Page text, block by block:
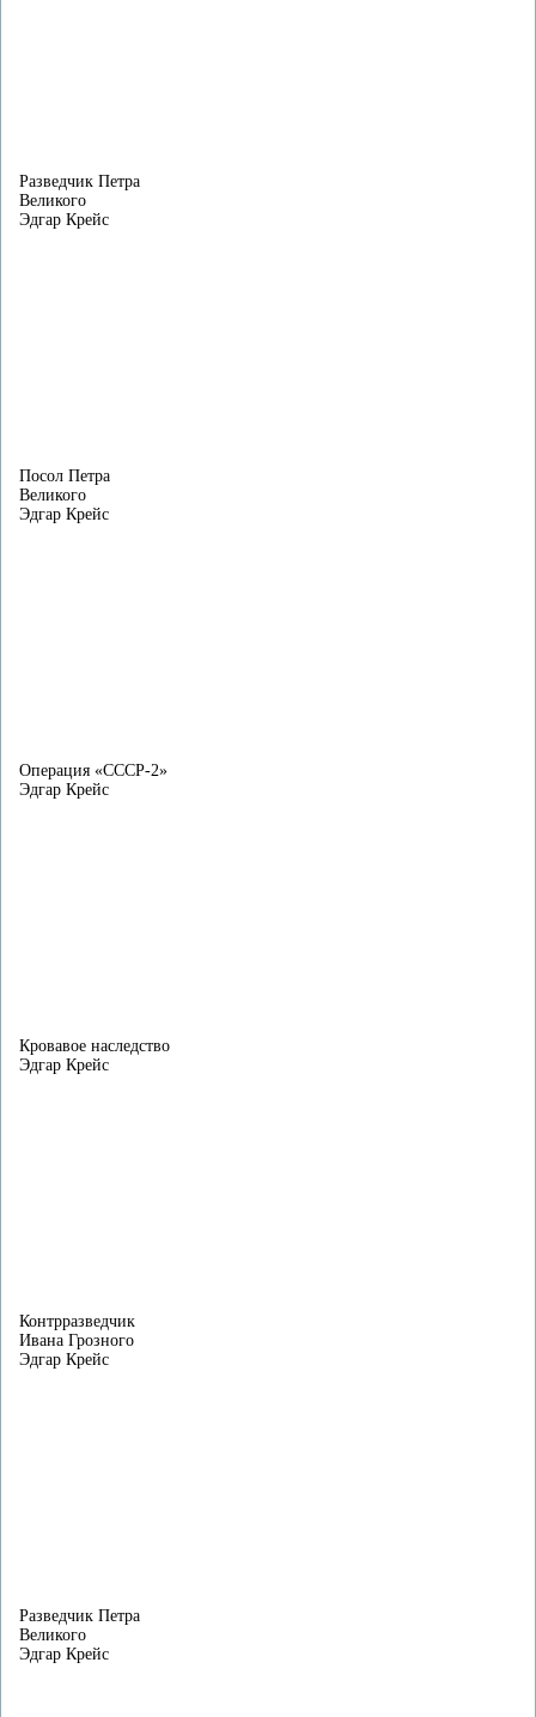
Разведчик Петра
Великого
Эдгар Крейс
Посол Петра
Великого
Эдгар Крейс
Операция «СССР-2»
Эдгар Крейс
Кровавое наследство
Эдгар Крейс
Контрразведчик
Ивана Грозного
Эдгар Крейс
Разведчик Петра
Великого
Эдгар Крейс